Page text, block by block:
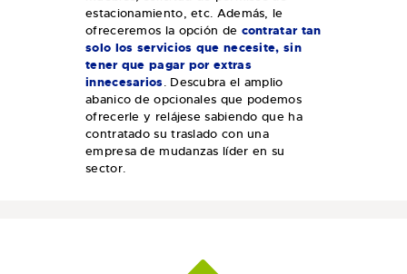
estacionamiento, etc. Además, le
ofreceremos la opción de contratar tan
solo los servicios que necesite, sin
tener que pagar por extras
innecesarios. Descubra el amplio
abanico de opcionales que podemos
ofrecerle y relájese sabiendo que ha
contratado su traslado con una
empresa de mudanzas líder en su
sector.